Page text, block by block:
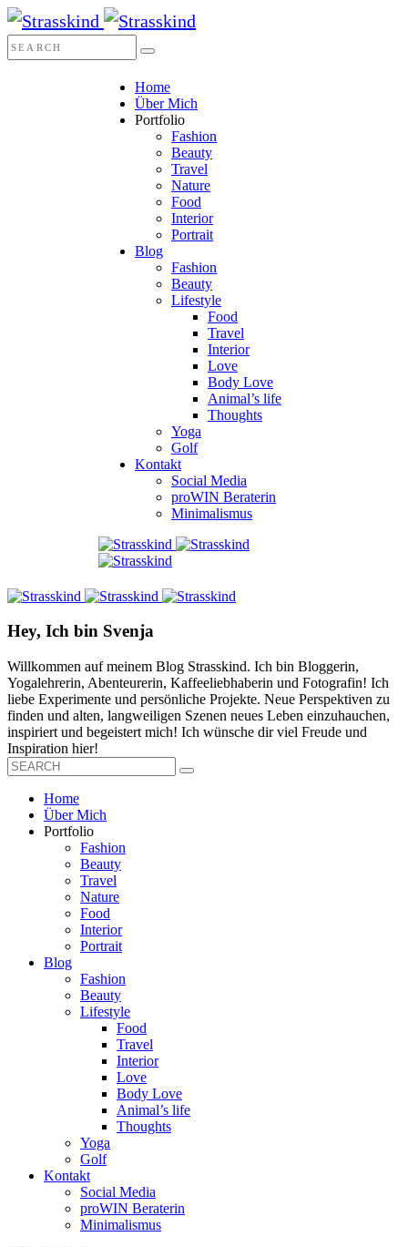
Home
Über Mich
Portfolio
Fashion
Beauty
Travel
Nature
Food
Interior
Portrait
Blog
Fashion
Beauty
Lifestyle
Food
Travel
Interior
Love
Body Love
Animal’s life
Thoughts
Yoga
Golf
Kontakt
Social Media
proWIN Beraterin
Minimalismus
Hey, Ich bin Svenja
Willkommen auf meinem Blog Strasskind. Ich bin Bloggerin,
Yogalehrerin, Abenteurerin, Kaffeeliebhaberin und Fotografin! Ich
liebe Experimente und persönliche Projekte. Neue Perspektiven zu
finden und alten, langweiligen Szenen neues Leben einzuhauchen,
inspiriert und begeistert mich! Ich wünsche dir viel Freude und
Inspiration hier!
Home
Über Mich
Portfolio
Fashion
Beauty
Travel
Nature
Food
Interior
Portrait
Blog
Fashion
Beauty
Lifestyle
Food
Travel
Interior
Love
Body Love
Animal’s life
Thoughts
Yoga
Golf
Kontakt
Social Media
proWIN Beraterin
Minimalismus